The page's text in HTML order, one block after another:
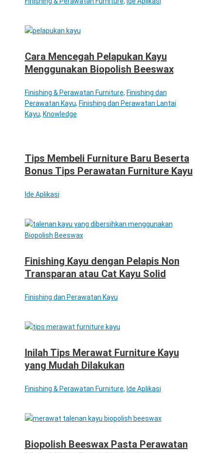
Cara Mencegah Pelapukan Kayu
Menggunakan Biopolish Beeswax
Finishing & Perawatan Furniture, Finishing dan
Perawatan Kayu, Finishing dan Perawatan Lantai
Kayu, Knowledge
Tips Membeli Furniture Baru Beserta
Bonus Tips Perawatan Furniture Kayu
Ide Aplikasi
Finishing Kayu dengan Pelapis Non
Transparan atau Cat Kayu Solid
Finishing dan Perawatan Kayu
Inilah Tips Merawat Furniture Kayu
yang Mudah Dilakukan
Finishing & Perawatan Furniture, Ide Aplikasi
Biopolish Beeswax Pasta Perawatan